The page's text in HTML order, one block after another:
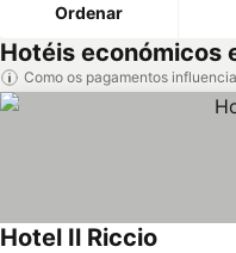
Ordenar
Hotéis económicos
Como os pagamentos
Hotel Il Riccio